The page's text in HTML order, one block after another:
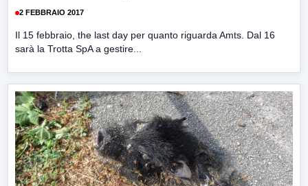
2 FEBBRAIO 2017
Il 15 febbraio, the last day per quanto riguarda Amts. Dal 16
sarà la Trotta SpA a gestire...